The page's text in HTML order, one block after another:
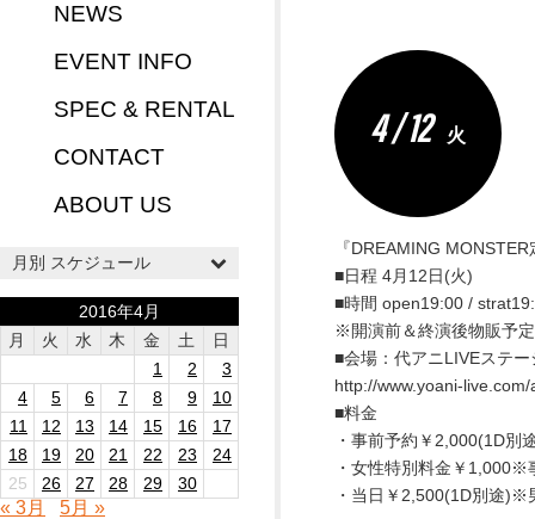
NEWS
EVENT INFO
SPEC & RENTAL
CONTACT
ABOUT US
月別 スケジュール
2016年4月
月
火 水 木 金 土
日
1
2
3
4
5 6 7 8 9
10
11
12 13 14 15 16
17
18
19 20 21 22 23
24
25
26 27 28 29 30
« 3月 5月 »
4 / 12 火
『DREAMING
■日程 4月12日(火)
■時間 open19:00 /
※開演前＆終演後物販予
■会場：代アニLIVEステー
http://www.yoani-live.com/
■料金
・事前予約￥2,000(1D別
・女性特別料金￥1,000※
・当日￥2,500(1D別途)※